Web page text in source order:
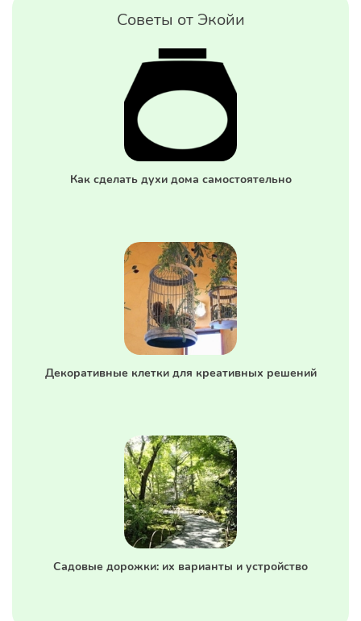
Советы от Экойи
Как сделать духи дома самостоятельно
Декоративные клетки для креативных решений
Садовые дорожки: их варианты и устройство